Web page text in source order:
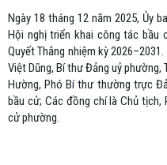
Ngày 18 tháng 12 năm 2025, Ủy
Hội nghị triển khai công tác bầu
Quyết Thắng nhiệm kỳ
Việt Dũng, Bí thư Đảng uỷ phường,
Hường, Phó Bí thư thường trực
bầu cử; Các đồng chí là Chủ tịch,
cử phường.